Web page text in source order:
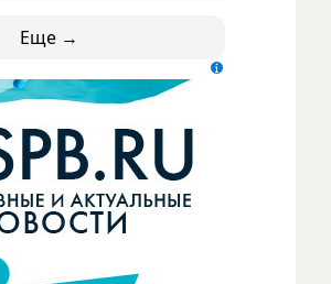
Еще →